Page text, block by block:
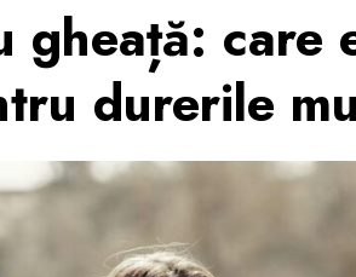
gheață: care
durerile